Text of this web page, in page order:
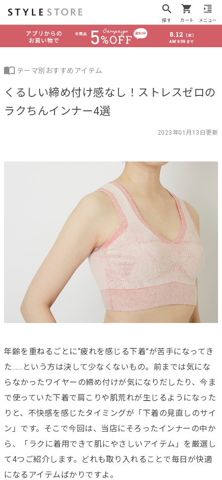
探す カート メニュー
テーマ別おすすめアイテム
くるしい締め付け感なし！ストレスゼロの
ラクちんインナー4選
2023年01月13日更新
年齢を重ねるごとに“疲れを感じる下着”が苦手になってき
た……という方は決して少なくないもの。前までは気にな
らなかったワイヤーの締め付けが気になりだしたり、今ま
で使っていた下着で肩こりや肌荒れが生じるようになった
りと、不快感を感じたタイミングが「下着の見直しのサイ
ン」です。そこで今回は、当店にそろったインナーの中か
ら、「ラクに着用できて肌にやさしいアイテム」を厳選し
て4つご紹介します。どれも取り入れることで毎日が快適
になるアイテムばかりですよ。